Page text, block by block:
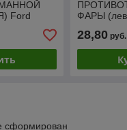
Ford
ФАРЫ
Mondeo
2, 1996-
28,80руб.
сформирован